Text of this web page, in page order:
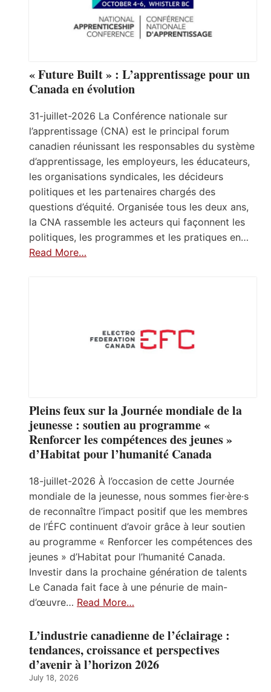
« Future Built » : L’apprentissage pour un
Canada en évolution
31-juillet-2026 La Conférence nationale sur
l’apprentissage (CNA) est le principal forum
canadien réunissant les responsables du système
d’apprentissage, les employeurs, les éducateurs,
les organisations syndicales, les décideurs
politiques et les partenaires chargés des
questions d’équité. Organisée tous les deux ans,
la CNA rassemble les acteurs qui façonnent les
politiques, les programmes et les pratiques en…
Read More…
Pleins feux sur la Journée mondiale de la
jeunesse : soutien au programme «
Renforcer les compétences des jeunes »
d’Habitat pour l’humanité Canada
18-juillet-2026 À l’occasion de cette Journée
mondiale de la jeunesse, nous sommes fier·ère·s
de reconnaître l’impact positif que les membres
de l’ÉFC continuent d’avoir grâce à leur soutien
au programme « Renforcer les compétences des
jeunes » d’Habitat pour l’humanité Canada.
Investir dans la prochaine génération de talents
Le Canada fait face à une pénurie de main-
d’œuvre… Read More…
L’industrie canadienne de l’éclairage :
tendances, croissance et perspectives
d’avenir à l’horizon 2026
July 18, 2026